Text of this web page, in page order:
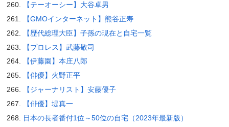
【テーオーシー】大谷卓男
【GMOインターネット】熊谷正寿
【歴代総理大臣】子孫の現在と自宅一覧
【プロレス】武藤敬司
【伊藤園】本庄八郎
【俳優】火野正平
【ジャーナリスト】安藤優子
【俳優】堤真一
日本の長者番付1位～50位の自宅（2023年最新版）